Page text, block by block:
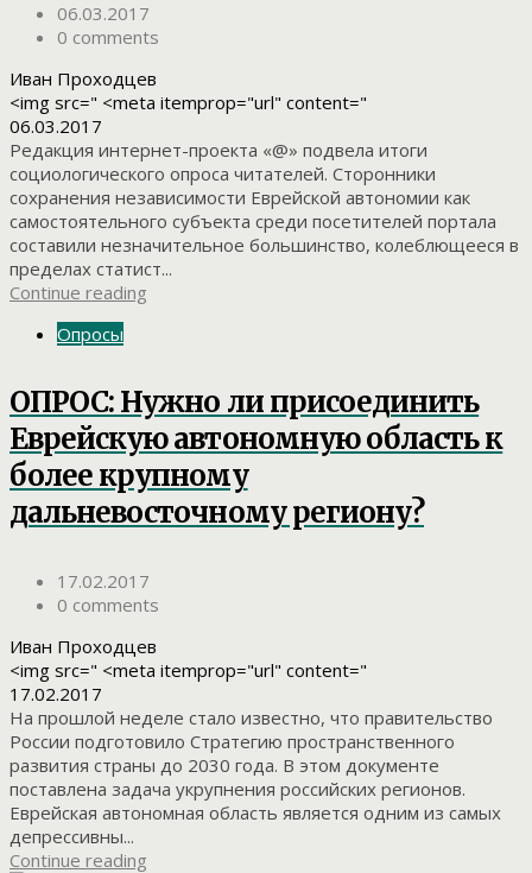
06.03.2017
0 comments
Иван Проходцев
<img src=" <meta itemprop="url" content="
06.03.2017
Редакция интернет-проекта «@» подвела итоги
социологического опроса читателей. Сторонники
сохранения независимости Еврейской автономии как
самостоятельного субъекта среди посетителей портала
составили незначительное большинство, колеблющееся в
пределах статист...
Continue reading
Опросы
ОПРОС: Нужно ли присоединить
Еврейскую автономную область к
более крупному
дальневосточному региону?
17.02.2017
0 comments
Иван Проходцев
<img src=" <meta itemprop="url" content="
17.02.2017
На прошлой неделе стало известно, что правительство
России подготовило Стратегию пространственного
развития страны до 2030 года. В этом документе
поставлена задача укрупнения российских регионов.
Еврейская автономная область является одним из самых
депрессивны...
Continue reading